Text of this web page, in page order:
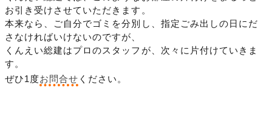
お引き受けさせていただきます。
本来なら、ご自分でゴミを分別し、指定ごみ出しの日にだ
さなければいけないのですが、
くんえい総建はプロのスタッフが、次々に片付けていきま
す。
ぜひ1度お問合せ ください。